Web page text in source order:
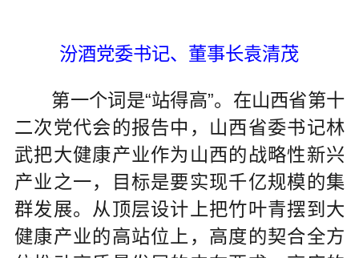
汾酒党委书记、董事长袁清茂
第一个词是“站得高”。在山西省第十
二次党代会的报告中，山西省委书记林
武把大健康产业作为山西的战略性新兴
产业之一，目标是要实现千亿规模的集
群发展。从顶层设计上把竹叶青摆到大
健康产业的高站位上，高度的契合全方